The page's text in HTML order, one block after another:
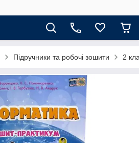
Підручники та робочі зошити 2